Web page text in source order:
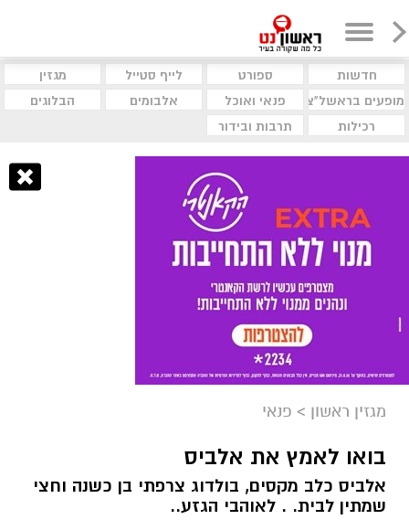
חדשות ספורט לייף סטייל
מגזין
מופעים בראשל"צ
פנאי ואוכל אלבומים
הבלוגים
רכילות
תרבות ובידור
מגזין ראשון > פנאי
בואו לאמץ את אלביס
אלביס כלב מקסים, בולדוג צרפתי בן כשנה וחצי
שמתין לבית. . לאוהבי הגזע..